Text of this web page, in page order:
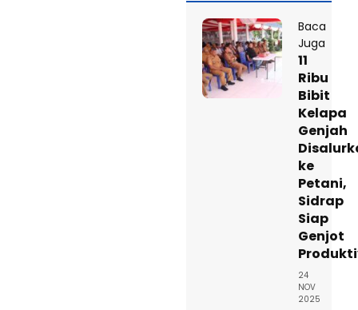
Baca
Juga
11
Ribu
Bibit
Kelapa
Genjah
ke
Petani,
Sidrap
Siap
Genjot
24
NOV
2025